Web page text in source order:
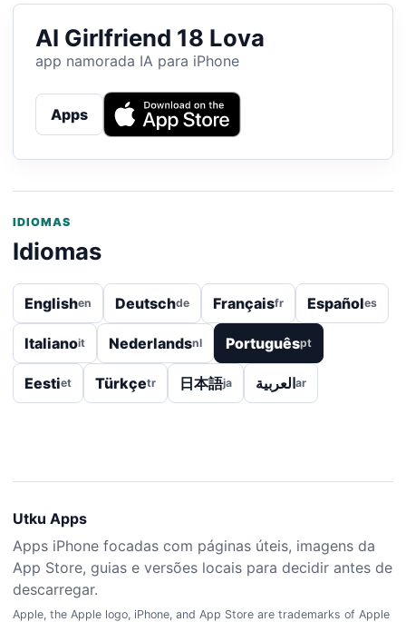
AI Girlfriend 18 Lova
app namorada IA para iPhone
Apps
IDIOMAS
Idiomas
Englishen Deutschde Françaisfr Españoles
Italianoit Nederlandsnl Portuguêspt
Eestiet Türkçetr 日本語ja العربيةar
Utku Apps
Apps iPhone focadas com páginas úteis, imagens da
App Store, guias e versões locais para decidir antes de
descarregar.
Apple, the Apple logo, iPhone, and App Store are trademarks of Apple